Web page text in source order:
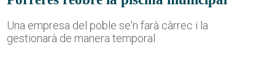
Una empresa del poble se'n farà càrrec i la
gestionarà de manera temporal